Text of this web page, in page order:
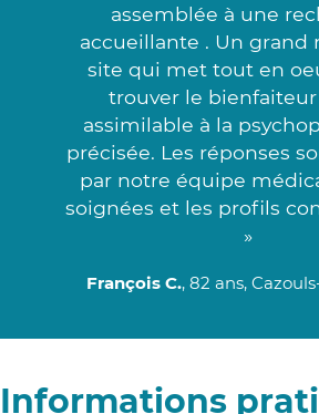
assemblée à une
accueillante . Un grand
site qui met tout en
trouver le
assimilable à la
précisée. Les réponses
par notre équipe
soignées et les profils
»
François C., 82 ans,
Informations